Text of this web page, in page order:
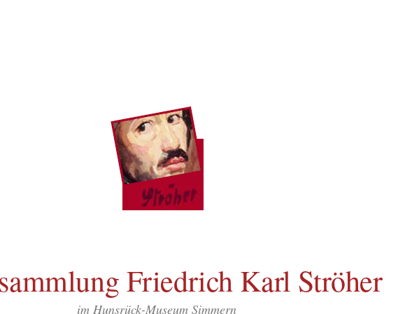
Friedrich Karl Ströher
im Hunsrück-Museum Simmern